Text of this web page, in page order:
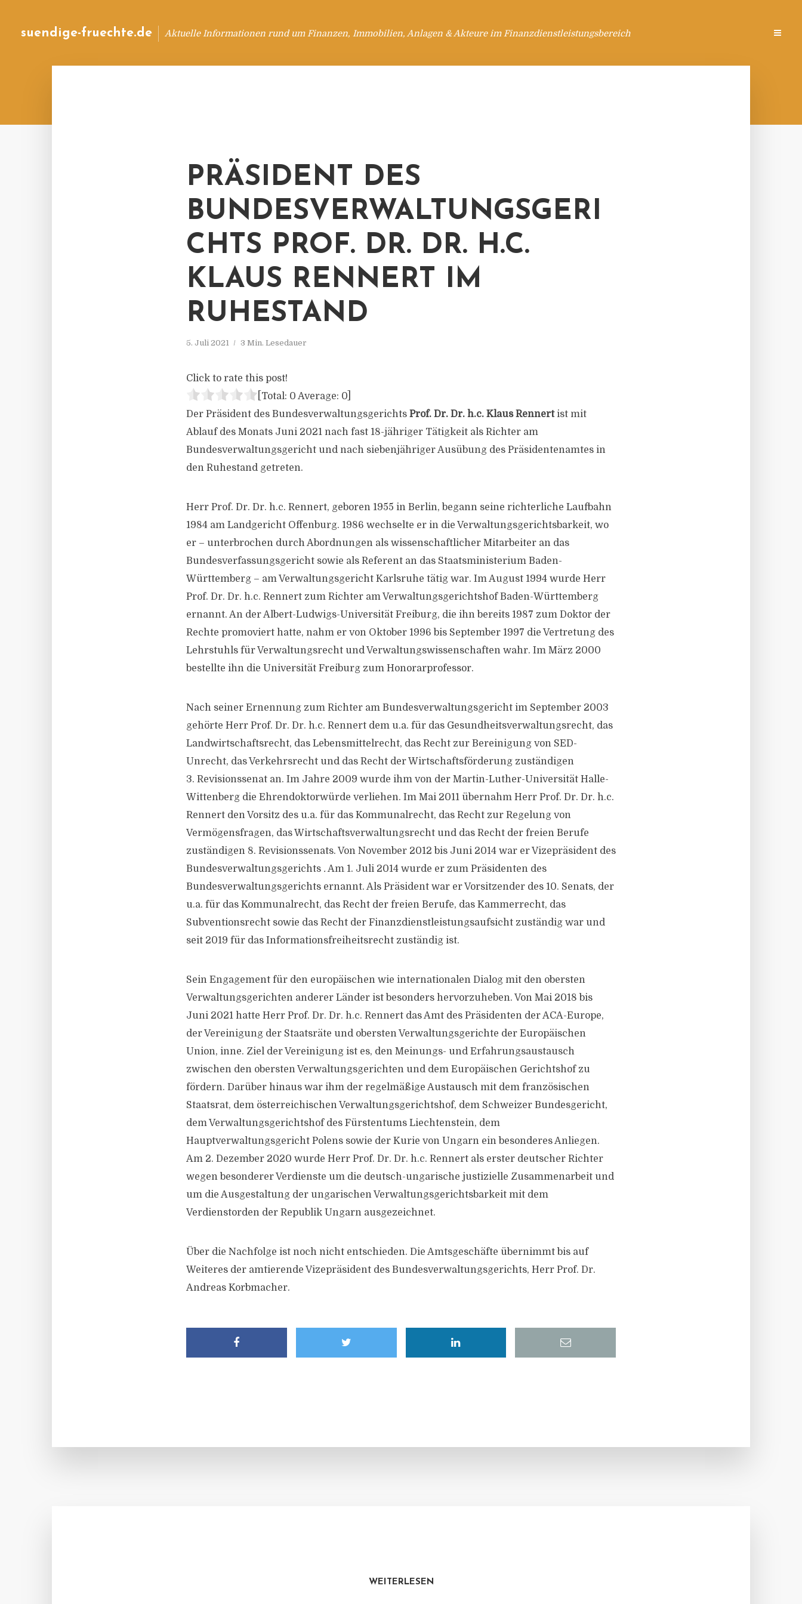
suendige-fruechte.de Aktuelle Informationen rund um Finanzen, Immobilien, Anlagen & Akteure im Finanzdienstleistungsbereich
PRÄSIDENT DES
BUNDESVERWALTUNGSGERI
CHTS PROF. DR. DR. H.C.
KLAUS RENNERT IM
RUHESTAND
5. Juli 2021 3 Min. Lesedauer
Click to rate this post!
[Total: 0 Average: 0
Der Präsident des Bundesverwaltungsgerichts Prof. Dr. Dr. h.c. Klaus Rennertist mit
Ablauf des Monats Juni 2021 nach fast 18-jähriger Tätigkeit als Richter am
Bundesverwaltungsgericht und nach siebenjähriger Ausübung des Präsidentenamtes in
den Ruhestand getreten.
Herr Prof. Dr. Dr. h.c. Rennert, geboren 1955 in Berlin, begann seine richterliche Laufbahn
1984 am Landgericht Offenburg. 1986 wechselte er in die Verwaltungsgerichtsbarkeit, wo
er – unterbrochen durch Abordnungen als wissenschaftlicher Mitarbeiter an das
Bundesverfassungsgericht sowie als Referent an das Staatsministerium Baden-
Württemberg – am Verwaltungsgericht Karlsruhe tätig war. Im August 1994 wurde Herr
Prof. Dr. Dr. h.c. Rennert zum Richter am Verwaltungsgerichtshof Baden-Württemberg
ernannt. An der Albert-Ludwigs-Universität Freiburg, die ihn bereits 1987 zum Doktor der
Rechte promoviert hatte, nahm er von Oktober 1996 bis September 1997 die Vertretung des
Lehrstuhls für Verwaltungsrecht und Verwaltungswissenschaften wahr. Im März 2000
bestellte ihn die Universität Freiburg zum Honorarprofessor.
Nach seiner Ernennung zum Richter am Bundesverwaltungsgericht im September 2003
gehörte Herr Prof. Dr. Dr. h.c. Rennert dem u.a. für das Gesundheitsverwaltungsrecht, das
Landwirtschaftsrecht, das Lebensmittelrecht, das Recht zur Bereinigung von SED-
Unrecht, das Verkehrsrecht und das Recht der Wirtschaftsförderung zuständigen
3. Revisionssenat an. Im Jahre 2009 wurde ihm von der Martin-Luther-Universität Halle-
Wittenberg die Ehrendoktorwürde verliehen. Im Mai 2011 übernahm Herr Prof. Dr. Dr. h.c.
Rennert den Vorsitz des u.a. für das Kommunalrecht, das Recht zur Regelung von
Vermögensfragen, das Wirtschaftsverwaltungsrecht und das Recht der freien Berufe
zuständigen 8. Revisionssenats. Von November 2012 bis Juni 2014 war er Vizepräsident des
Bundesverwaltungsgerichts . Am 1. Juli 2014 wurde er zum Präsidenten des
Bundesverwaltungsgerichts ernannt. Als Präsident war er Vorsitzender des 10. Senats, der
u.a. für das Kommunalrecht, das Recht der freien Berufe, das Kammerrecht, das
Subventionsrecht sowie das Recht der Finanzdienstleistungsaufsicht zuständig war und
seit 2019 für das Informationsfreiheitsrecht zuständig ist.
Sein Engagement für den europäischen wie internationalen Dialog mit den obersten
Verwaltungsgerichten anderer Länder ist besonders hervorzuheben. Von Mai 2018 bis
Juni 2021 hatte Herr Prof. Dr. Dr. h.c. Rennert das Amt des Präsidenten der ACA-Europe,
der Vereinigung der Staatsräte und obersten Verwaltungsgerichte der Europäischen
Union, inne. Ziel der Vereinigung ist es, den Meinungs- und Erfahrungsaustausch
zwischen den obersten Verwaltungsgerichten und dem Europäischen Gerichtshof zu
fördern. Darüber hinaus war ihm der regelmäßige Austausch mit dem französischen
Staatsrat, dem österreichischen Verwaltungsgerichtshof, dem Schweizer Bundesgericht,
dem Verwaltungsgerichtshof des Fürstentums Liechtenstein, dem
Hauptverwaltungsgericht Polens sowie der Kurie von Ungarn ein besonderes Anliegen.
Am 2. Dezember 2020 wurde Herr Prof. Dr. Dr. h.c. Rennert als erster deutscher Richter
wegen besonderer Verdienste um die deutsch-ungarische justizielle Zusammenarbeit und
um die Ausgestaltung der ungarischen Verwaltungsgerichtsbarkeit mit dem
Verdienstorden der Republik Ungarn ausgezeichnet.
Über die Nachfolge ist noch nicht entschieden. Die Amtsgeschäfte übernimmt bis auf
Weiteres der amtierende Vizepräsident des Bundesverwaltungsgerichts, Herr Prof. Dr.
Andreas Korbmacher.
WEITERLESEN